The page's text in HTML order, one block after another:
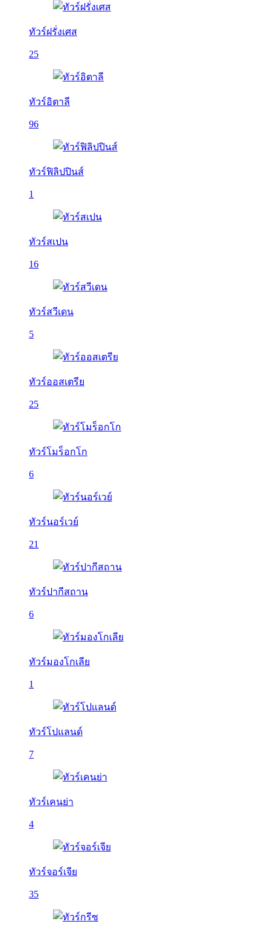
ทัวร์ฝรั่งเศส
25
ทัวร์อิตาลี
96
ทัวร์ฟิลิปปินส์
1
ทัวร์สเปน
16
ทัวร์สวีเดน
5
ทัวร์ออสเตรีย
25
ทัวร์โมร็อกโก
6
ทัวร์นอร์เวย์
21
ทัวร์ปากีสถาน
6
ทัวร์มองโกเลีย
1
ทัวร์โปแลนด์
7
ทัวร์เคนย่า
4
ทัวร์จอร์เจีย
35